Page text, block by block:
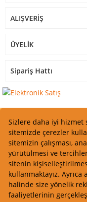
Sizlere daha iyi hizmet
sitemizde çerezler
sitemizin çalışması,
yürütülmesi ve
sitenin
kullanmaktayız. Ayrıca
halinde size yönelik
faaliyetlerinin
ALIŞVERİŞ
ÜYELİK
Sipariş Hattı
Start Elektronik
Resimler Yazılar ve
Kredi kartı bilgileriniz